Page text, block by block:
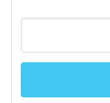
EGO-
3"